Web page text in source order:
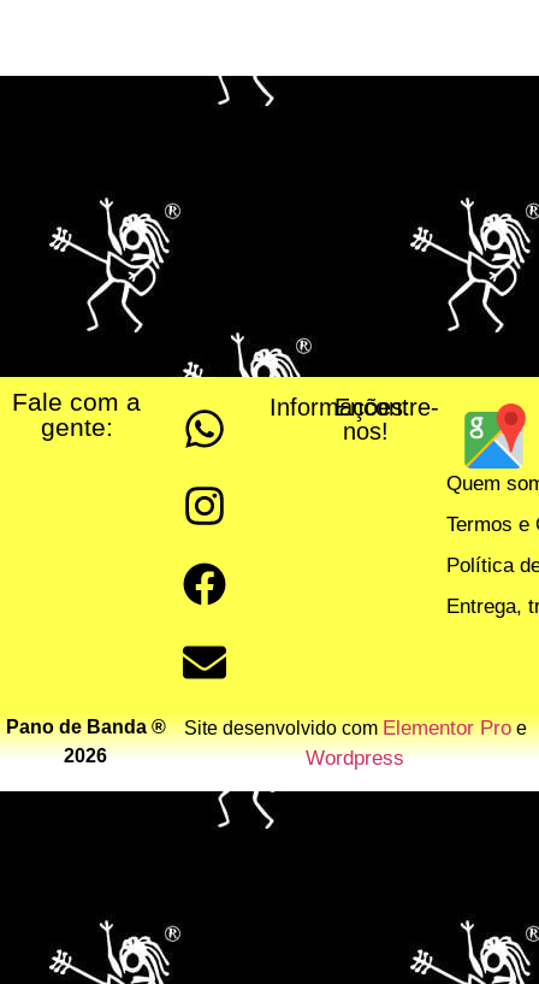
Fale com a
gente:
Informações:
Encontre-
nos!
Quem
Termos e
Política
Entrega,
Pano de Banda ®
2026
Site desenvolvido comElementor Proe
Wordpress